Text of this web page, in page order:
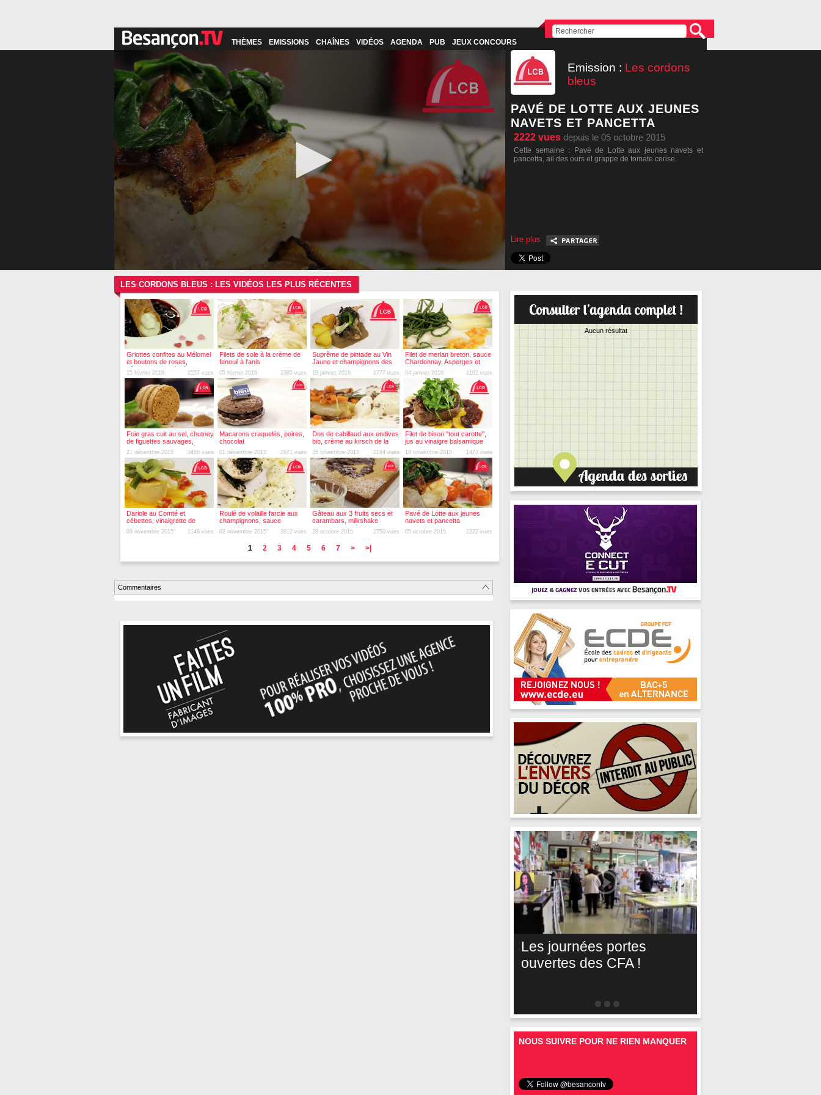
THÈMES EMISSIONS CHAÎNES VIDÉOS AGENDA PUB JEUX CONCOURS
Emission : Les cordons
bleus
PAVÉ DE LOTTE AUX JEUNES
NAVETS ET PANCETTA
2222 vues depuis le 05 octobre 2015
Cette semaine : Pavé de Lotte aux jeunes navets et
pancetta, ail des ours et grappe de tomate cerise.
Lire plus
LES CORDONS BLEUS : LES VIDÉOS LES PLUS RÉCENTES
Griottes confites au Mélomel
et boutons de roses,
bûchette caramélisée
chantilly pistachée
15 février 2016 2557 vues
Filets de sole à la crème de
fenouil à l'anis
05 février 2016 2385 vues
Suprême de pintade au Vin
Jaune et champignons des
bois, cœurs de Monalisa
18 janvier 2016 2777 vues
Filet de merlan breton, sauce
Chardonnay, Asperges et
salicornes
04 janvier 2016 2192 vues
Foie gras cuit au sel, chutney
de figuettes sauvages,
croustillants de pain d'épices
21 décembre 2015 3466 vues
Macarons craquelés, poires,
chocolat
01 décembre 2015 2971 vues
Dos de cabillaud aux endives
bio, crème au kirsch de la
Marsotte et lentilles vertes
26 novembre 2015 2194 vues
Filet de bison "tout carotte",
jus au vinaigre balsamique
19 novembre 2015 1473 vues
Dariole au Comté et
cébettes, vinaigrette de
poivron rouge
09 novembre 2015 2148 vues
Roulé de volaille farcie aux
champignons, sauce
Chardonnay Savagnin
estragon
02 novembre 2015 3912 vues
Gâteau aux 3 fruits secs et
carambars, milkshake
banane chicorée
28 octobre 2015 2750 vues
Pavé de Lotte aux jeunes
navets et pancetta
05 octobre 2015 2222 vues
1 2 3 4 5 6 7 > >|
Commentaires
Aucun résultat
Les journées portes
ouvertes des CFA !
NOUS SUIVRE POUR NE RIEN MANQUER